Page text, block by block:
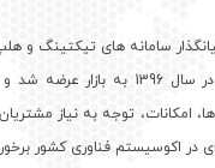
سامانه های تیکتینگ و
در مدل ابری، برای اولین بار در سال 1396
امکانات، توجه به نیاز
در اکوسیستم فناوری کشور